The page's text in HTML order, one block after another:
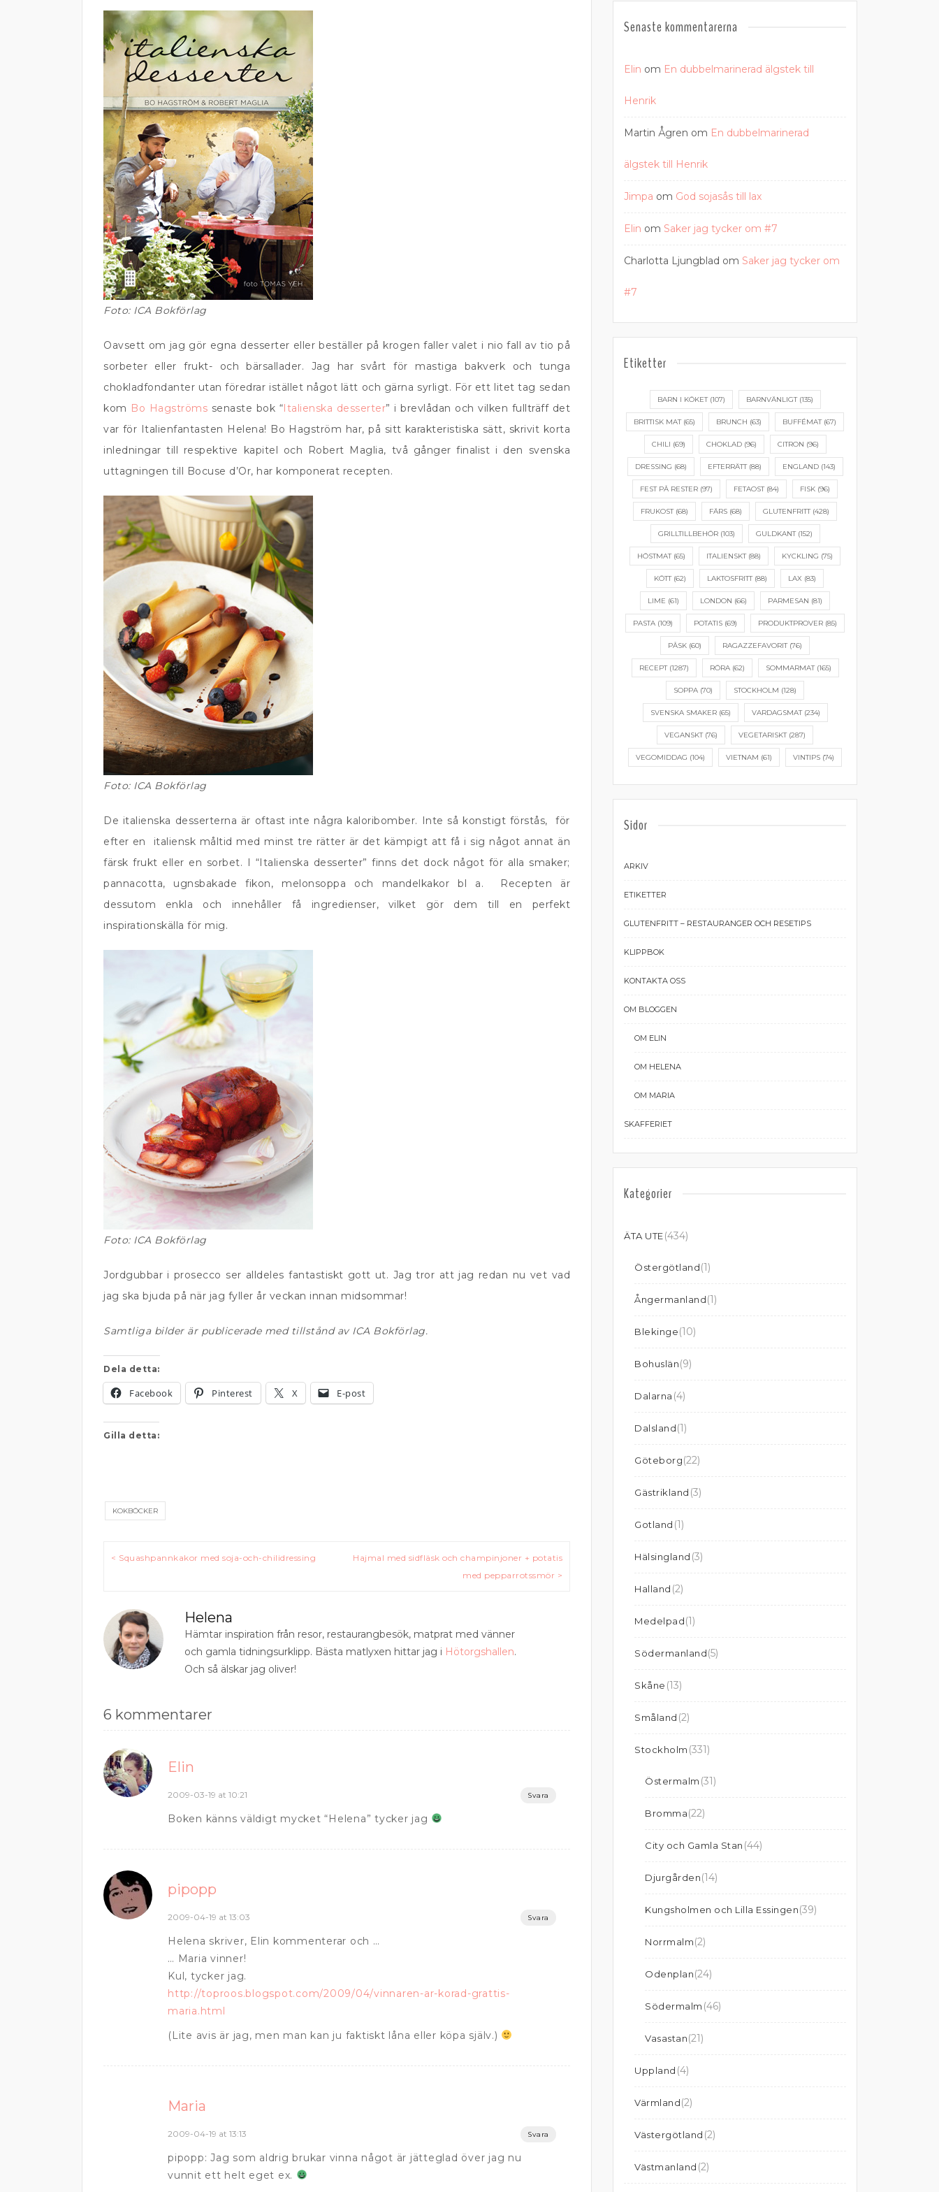
Foto: ICA Bokförlag
Oavsett om jag gör egna desserter eller beställer på krogen faller valet i nio fall av tio på
sorbeter eller frukt- och bärsallader. Jag har svårt för mastiga bakverk och tunga
chokladfondanter utan föredrar istället något lätt och gärna syrligt. För ett litet tag sedan
kom Bo Hagströms senaste bok “Italienska desserter” i brevlådan och vilken fullträff det
var för Italienfantasten Helena! Bo Hagström har, på sitt karakteristiska sätt, skrivit korta
inledningar till respektive kapitel och Robert Maglia, två gånger finalist i den svenska
uttagningen till Bocuse d’Or, har komponerat recepten.
Foto: ICA Bokförlag
De italienska desserterna är oftast inte några kaloribomber. Inte så konstigt förstås, för
efter en italiensk måltid med minst tre rätter är det kämpigt att få i sig något annat än
färsk frukt eller en sorbet. I “Italienska desserter” finns det dock något för alla smaker;
pannacotta, ugnsbakade fikon, melonsoppa och mandelkakor bl a. Recepten är
dessutom enkla och innehåller få ingredienser, vilket gör dem till en perfekt
inspirationskälla för mig.
Foto: ICA Bokförlag
Jordgubbar i prosecco ser alldeles fantastiskt gott ut. Jag tror att jag redan nu vet vad
jag ska bjuda på när jag fyller år veckan innan midsommar!
Samtliga bilder är publicerade med tillstånd av ICA Bokförlag.
Dela detta:
Facebook Pinterest X E-post
Gilla detta:
KOKBÖCKER
Inläggsnavigering
< Squashpannkakor med soja-och-chilidressing
Hajmal med sidfläsk och champinjoner + potatis
med pepparrotssmör >
Helena
Hämtar inspiration från resor, restaurangbesök, matprat med vänner
och gamla tidningsurklipp. Bästa matlyxen hittar jag i Hötorgshallen.
Och så älskar jag oliver!
6 kommentarer
Elin
2009-03-19 at 10:21 Svara
Boken känns väldigt mycket “Helena” tycker jag
pipopp
2009-04-19 at 13:03 Svara
Helena skriver, Elin kommenterar och …
… Maria vinner!
Kul, tycker jag.
http://toproos.blogspot.com/2009/04/vinnaren-ar-korad-grattis-
maria.html
(Lite avis är jag, men man kan ju faktiskt låna eller köpa själv.)
Maria
2009-04-19 at 13:13 Svara
pipopp: Jag som aldrig brukar vinna något är jätteglad över jag nu
vunnit ett helt eget ex.
Senaste kommentarerna
Elin om En dubbelmarinerad älgstek till
Henrik
Martin Ågren om En dubbelmarinerad
älgstek till Henrik
Jimpa om God sojasås till lax
Elin om Saker jag tycker om #7
Charlotta Ljungblad om Saker jag tycker om
#7
Etiketter
BARN I KÖKET(107) BARNVÄNLIGT(135)
BRITTISK MAT(65) BRUNCH (63) BUFFÉMAT(67)
CHILI (69) CHOKLAD(96) CITRON (96)
DRESSING (68) EFTERRÄTT(88) ENGLAND(143)
FEST PÅ RESTER (97) FETAOST(84) FISK (96)
FRUKOST(68) FÄRS (68) GLUTENFRITT(428)
GRILLTILLBEHÖR(103) GULDKANT(152)
HÖSTMAT(65) ITALIENSKT(88) KYCKLING (75)
KÖTT(62) LAKTOSFRITT(88) LAX (83)
LIME (61) LONDON (66) PARMESAN (81)
PASTA (109) POTATIS (69) PRODUKTPROVER (85)
PÅSK (60) RAGAZZEFAVORIT(76)
RECEPT(1287) RÖRA(62) SOMMARMAT(165)
SOPPA (70) STOCKHOLM (128)
SVENSKA SMAKER(65) VARDAGSMAT(234)
VEGANSKT(76) VEGETARISKT(287)
VEGOMIDDAG (104) VIETNAM (61) VINTIPS (74)
Sidor
ARKIV
ETIKETTER
GLUTENFRITT – RESTAURANGER OCH RESETIPS
KLIPPBOK
KONTAKTA OSS
OM BLOGGEN
OM ELIN
OM HELENA
OM MARIA
SKAFFERIET
Kategorier
ÄTA UTE(434)
Östergötland(1)
Ångermanland(1)
Blekinge(10)
Bohuslän(9)
Dalarna (4)
Dalsland(1)
Göteborg(22)
Gästrikland (3)
Gotland (1)
Hälsingland (3)
Halland (2)
Medelpad(1)
Södermanland(5)
Skåne (13)
Småland (2)
Stockholm (331)
Östermalm (31)
Bromma(22)
City och Gamla Stan (44)
Djurgården(14)
Kungsholmen och Lilla Essingen(39)
Norrmalm(2)
Odenplan(24)
Södermalm (46)
Vasastan(21)
Uppland (4)
Värmland(2)
Västergötland (2)
Västmanland (2)